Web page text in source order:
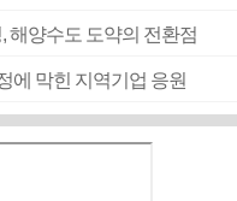
해양수도 도약의 전환점
에 막힌 지역기업 응원